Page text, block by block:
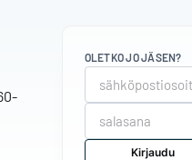
OLETKO JO JÄSEN?
Kirjaudu